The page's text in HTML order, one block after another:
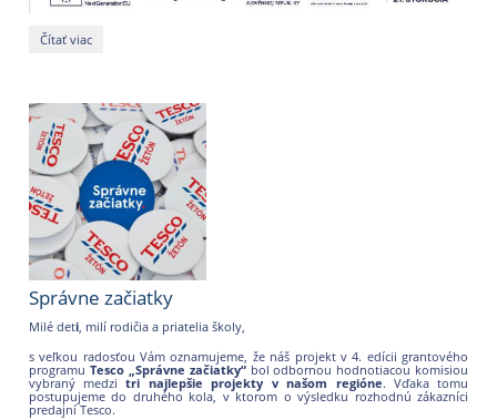
Pozvánka
kurikulárnej
reforme:
Čítať viac
Správne začiatky
Milé deti, milí rodičia a priatelia školy,
s veľkou radosťou Vám oznamujeme, že náš projekt v 4. edícii grantového
programu Tesco „Správne začiatky“bol odbornou hodnotiacou komisiou
vybraný medzitri najlepšie projekty v našom regióne. Vďaka tomu
postupujeme do druhého kola, v ktorom o výsledku rozhodnú zákazníci
predajní Tesco.